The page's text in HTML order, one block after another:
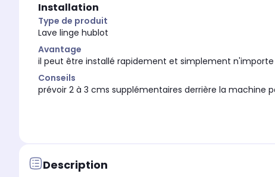
Installation
Type de produit
Lave linge hublot
Avantage
il peut être installé rapidement et simplement
Conseils
prévoir 2 à 3 cms supplémentaires derrière la machine
Description